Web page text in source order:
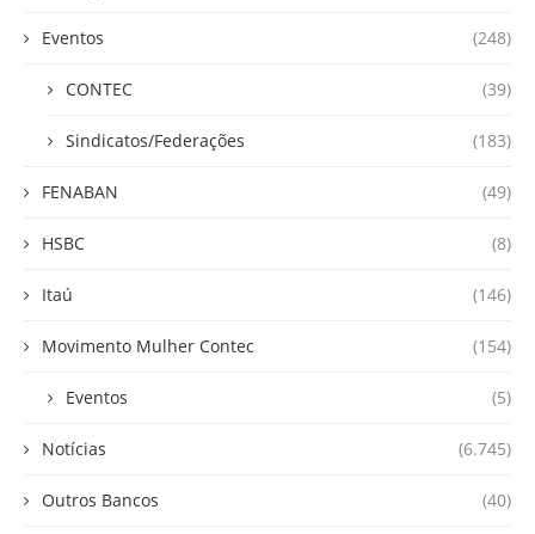
Eventos (248)
CONTEC (39)
Sindicatos/Federações (183)
FENABAN (49)
HSBC (8)
Itaú (146)
Movimento Mulher Contec (154)
Eventos (5)
Notícias (6.745)
Outros Bancos (40)